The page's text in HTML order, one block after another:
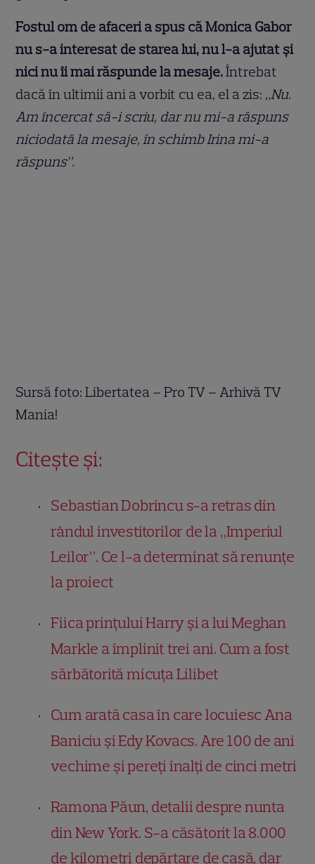
Fostul om de afaceri a spus că Monica Gabor
nu s-a interesat de starea lui, nu l-a ajutat și
nici nu îi mai răspunde la mesaje.Întrebat
dacă în ultimii ani a vorbit cu ea, el a zis: „Nu.
Am încercat să-i scriu, dar nu mi-a răspuns
niciodată la mesaje, în schimb Irina mi-a
răspuns”.
Sursă foto: Libertatea – Pro TV – Arhivă TV
Mania!
Citește și:
Sebastian Dobrincu s-a retras din
rândul investitorilor de la „Imperiul
Leilor”. Ce l-a determinat să renunțe
la proiect
Fiica prințului Harry și a lui Meghan
Markle a împlinit trei ani. Cum a fost
sărbătorită micuța Lilibet
Cum arată casa în care locuiesc Ana
Baniciu și Edy Kovacs. Are 100 de ani
vechime și pereți înalți de cinci metri
Ramona Păun, detalii despre nunta
din New York. S-a căsătorit la 8.000
de kilometri depărtare de casă, dar